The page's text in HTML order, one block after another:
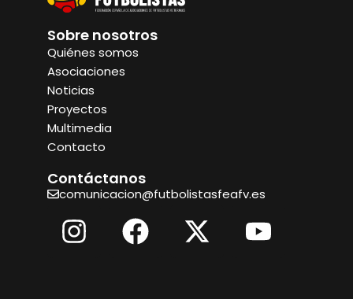
Sobre nosotros
Quiénes somos
Asociaciones
Noticias
Proyectos
Multimedia
Contacto
Contáctanos
comunicacion@futbolistasfeafv.es